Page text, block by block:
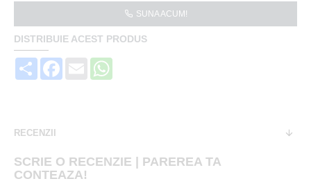
SUNA ACUM!
DISTRIBUIE ACEST PRODUS
Share Facebook
Email
RECENZII
SCRIE O RECENZIE | PAREREA TA
CONTEAZA!